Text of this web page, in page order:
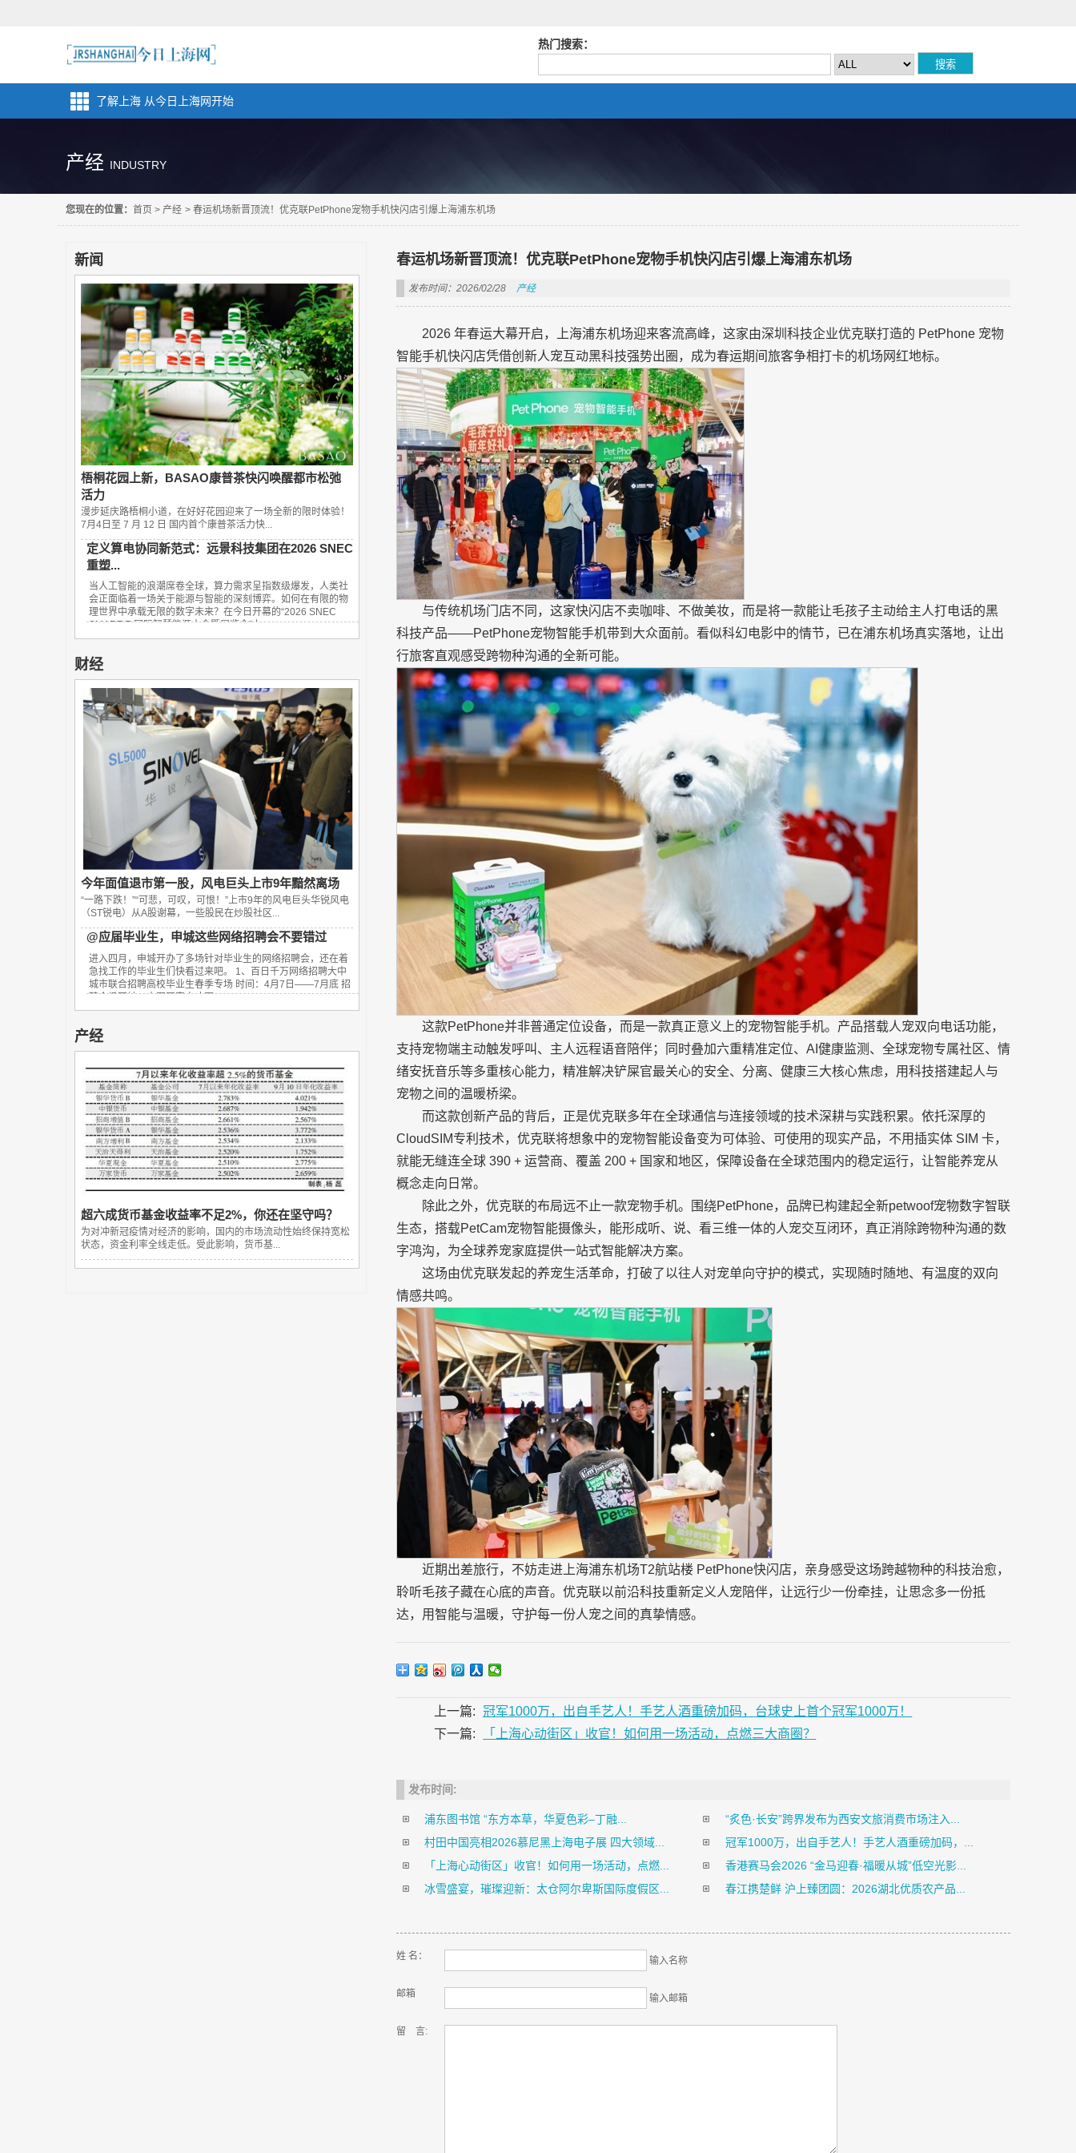
热门搜索：
了解上海 从今日上海网开始
产经 INDUSTRY
您现在的位置： 首页 > 产经 > 春运机场新晋顶流！优克联PetPhone宠物手机快闪店引爆上海浦东机场
新闻
梧桐花园上新，BASAO康普茶快闪唤醒都市松弛
活力
漫步延庆路梧桐小道，在好好花园迎来了一场全新的限时体验！
7月4日至 7 月 12 日 国内首个康普茶活力快...
定义算电协同新范式：远景科技集团在2026 SNEC
重塑...
当人工智能的浪潮席卷全球，算力需求呈指数级爆发，人类社
会正面临着一场关于能源与智能的深刻博弈。如何在有限的物
理世界中承载无限的数字未来？在今日开幕的“2026 SNEC
SMART E 国际智慧能源大会暨展览会”上，...
财经
今年面值退市第一股，风电巨头上市9年黯然离场
“一路下跌！”“可悲，可叹，可恨！”上市9年的风电巨头华锐风电
（ST锐电）从A股谢幕，一些股民在炒股社区...
@应届毕业生，申城这些网络招聘会不要错过
进入四月，申城开办了多场针对毕业生的网络招聘会，还在着
急找工作的毕业生们快看过来吧。 1、百日千万网络招聘大中
城市联合招聘高校毕业生春季专场 时间：4月7日——7月底 招
聘会场网址：中国国家人才网...
产经
超六成货币基金收益率不足2%，你还在坚守吗？
为对冲新冠疫情对经济的影响，国内的市场流动性始终保持宽松
状态，资金利率全线走低。受此影响，货币基...
春运机场新晋顶流！优克联PetPhone宠物手机快闪店引爆上海浦东机场
发布时间：2026/02/28 产经
2026 年春运大幕开启，上海浦东机场迎来客流高峰，这家由深圳科技企业优克联打造的 PetPhone 宠物
智能手机快闪店凭借创新人宠互动黑科技强势出圈，成为春运期间旅客争相打卡的机场网红地标。
与传统机场门店不同，这家快闪店不卖咖啡、不做美妆，而是将一款能让毛孩子主动给主人打电话的黑
科技产品——PetPhone宠物智能手机带到大众面前。看似科幻电影中的情节，已在浦东机场真实落地，让出
行旅客直观感受跨物种沟通的全新可能。
这款PetPhone并非普通定位设备，而是一款真正意义上的宠物智能手机。产品搭载人宠双向电话功能，
支持宠物端主动触发呼叫、主人远程语音陪伴；同时叠加六重精准定位、AI健康监测、全球宠物专属社区、情
绪安抚音乐等多重核心能力，精准解决铲屎官最关心的安全、分离、健康三大核心焦虑，用科技搭建起人与
宠物之间的温暖桥梁。
而这款创新产品的背后，正是优克联多年在全球通信与连接领域的技术深耕与实践积累。依托深厚的
CloudSIM专利技术，优克联将想象中的宠物智能设备变为可体验、可使用的现实产品，不用插实体 SIM 卡，
就能无缝连全球 390 + 运营商、覆盖 200 + 国家和地区，保障设备在全球范围内的稳定运行，让智能养宠从
概念走向日常。
除此之外，优克联的布局远不止一款宠物手机。围绕PetPhone，品牌已构建起全新petwoof宠物数字智联
生态，搭载PetCam宠物智能摄像头，能形成听、说、看三维一体的人宠交互闭环，真正消除跨物种沟通的数
字鸿沟，为全球养宠家庭提供一站式智能解决方案。
这场由优克联发起的养宠生活革命，打破了以往人对宠单向守护的模式，实现随时随地、有温度的双向
情感共鸣。
近期出差旅行，不妨走进上海浦东机场T2航站楼 PetPhone快闪店，亲身感受这场跨越物种的科技治愈，
聆听毛孩子藏在心底的声音。优克联以前沿科技重新定义人宠陪伴，让远行少一份牵挂，让思念多一份抵
达，用智能与温暖，守护每一份人宠之间的真挚情感。
上一篇:
冠军1000万，出自手艺人！手艺人酒重磅加码，台球史上首个冠军1000万！
下一篇:
「上海心动街区」收官！如何用一场活动，点燃三大商圈？
发布时间:
浦东图书馆 “东方本草，华夏色彩–丁融...
“炙色·长安”跨界发布为西安文旅消费市场注入...
村田中国亮相2026慕尼黑上海电子展 四大领域...
冠军1000万，出自手艺人！手艺人酒重磅加码，...
「上海心动街区」收官！如何用一场活动，点燃...
香港赛马会2026 “金马迎春·福暖从城”低空光影...
冰雪盛宴，璀璨迎新：太仓阿尔卑斯国际度假区...
春江携楚鲜 沪上臻团圆：2026湖北优质农产品...
姓 名： 输入名称
邮箱 输入邮箱
留 言: